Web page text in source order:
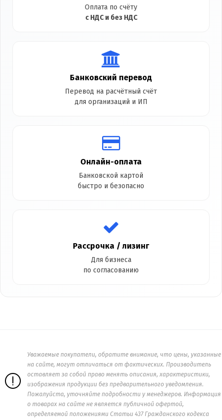
Оплата по счёту
с НДС и без НДС
Банковский перевод
Перевод на расчётный счёт
для организаций и ИП
Онлайн-оплата
Банковской картой
быстро и безопасно
Рассрочка / лизинг
Для бизнеса
по согласованию
Уважаемые покупатели, обратите внимание, что цены, указанные
на сайте, могут отличаться от фактических. Производитель
оставляет за собой право менять описания, характеристики,
изображения продукции без предварительного уведомления.
Пожалуйста, уточняйте подробности у менеджеров. Информация
о товарах на сайте не является публичной офертой,
определяемой положениями Статьи 437 Гражданского кодекса